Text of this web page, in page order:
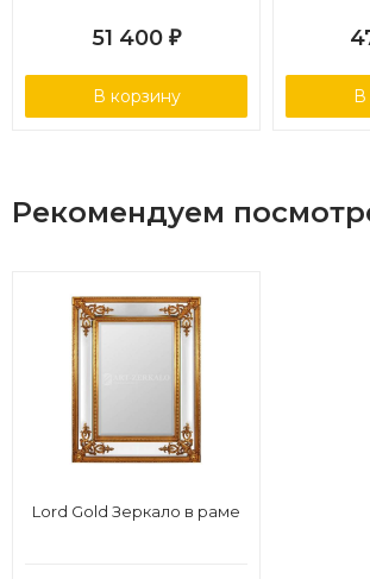
51 400 ₽
В корзину
Рекомендуем
Lord Gold Зеркало в раме